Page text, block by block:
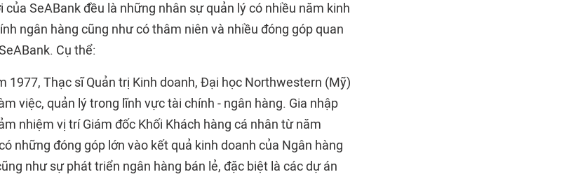
của SeABankđều là những nhân sự quản lý có nhiều năm kinh
ngân hàng cũng như có thâm niên và nhiều đóng góp quan
Cụ thể:
1977, Thạc sĩ Quản trị Kinh doanh, Đại học Northwestern (Mỹ)
việc, quản lý trong lĩnh vực tài chính - ngân hàng. Gia nhập
nhiệm vị trí Giám đốc Khối Khách hàng cá nhân từ năm
những đóng góp lớn vào kết quả kinh doanh của Ngân hàng
như sự phát triển ngân hàng bán lẻ, đặc biệt là các dự án